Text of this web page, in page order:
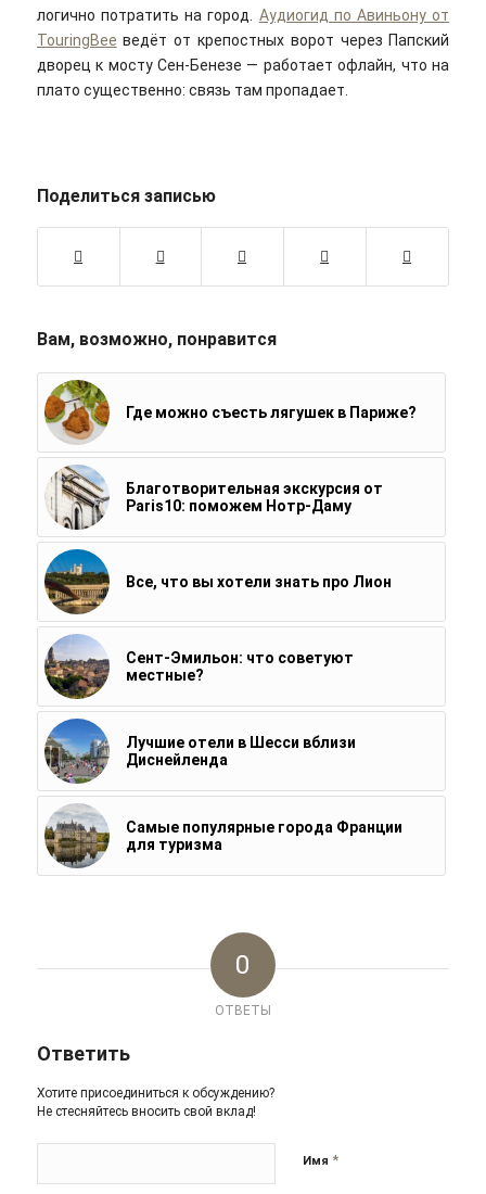
логично потратить на город. Аудиогид по Авиньону от
TouringBee ведёт от крепостных ворот через Папский
дворец к мосту Сен-Бенезе — работает офлайн, что на
плато существенно: связь там пропадает.
Поделиться записью
Вам, возможно, понравится
Где можно съесть лягушек в Париже?
Благотворительная экскурсия от
Paris10: поможем Нотр-Даму
Все, что вы хотели знать про Лион
Сент-Эмильон: что советуют
местные?
Лучшие отели в Шесси вблизи
Диснейленда
Самые популярные города Франции
для туризма
0
ОТВЕТЫ
Ответить
Хотите присоединиться к обсуждению?
Не стесняйтесь вносить свой вклад!
Имя *